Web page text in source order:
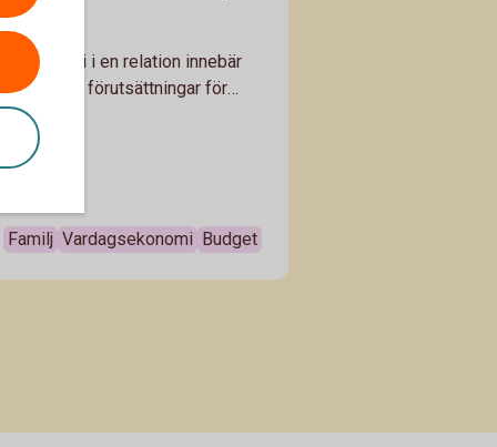
ekonomi i en relation innebär
lika förutsättningar för
pengar över, kunna spara och
en trygg egen privatekonomi.
skapas möjlighet för båda till
Familj Vardagsekonomi Budget